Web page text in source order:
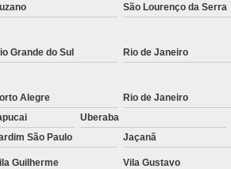
São Lourenço da Serra
Grande do Sul Rio de Janeiro
Alegre Rio de Janeiro
Uberaba
São Paulo Jaçanã
Guilherme Vila Gustavo